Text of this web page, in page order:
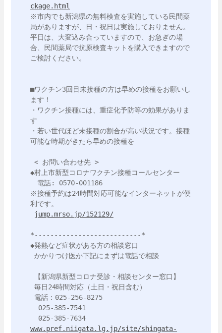
ckage.html
※市内でも新潟県の無料検査を実施している民間薬
局がありますが、日・祝日は実施しておりません。
平日は、大変込み合っていますので、お急ぎの場
合、民間薬局で抗原検査キットを購入できますので
ご検討ください。
■ワクチン3回目未接種の方は早めの接種をお願いし
ます！
・ワクチン接種には、重症化予防等の効果がありま
す
・若い世代ほど未接種の割合が高い状況です。接種
可能な時期がきたら早めの接種を
◆村上市新型コロナワクチン接種コールセンター
電話: 0570-001186
※接種予約は24時間対応可能なインターネットが便
利です。
jump.mrso.jp/152129/
*---------------------------*
◆発熱など症状がある方の相談窓口
www.pref.niigata.lg.jp/site/shingata-